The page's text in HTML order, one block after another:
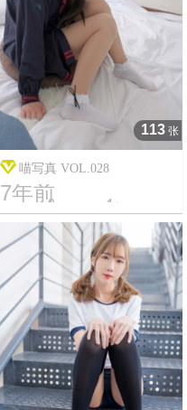
113 张
喵写真 VOL.028
7年前
17 5528